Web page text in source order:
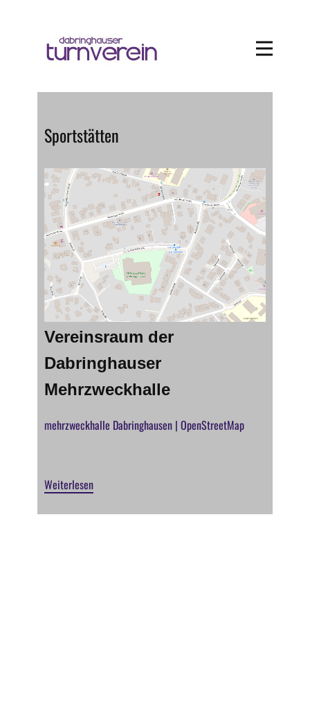
Sportstätten
Vereinsraum der
Dabringhauser
Mehrzweckhalle
mehrzweckhalle Dabringhausen | OpenStreetMap
Weiterlesen